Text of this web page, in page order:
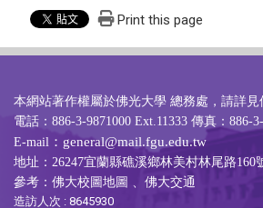
Print this page
本網站著作權屬於佛光大學 總務處，請詳見
電話：886-3-9871000 Ext.11333 傳真：886-
E-mail ：general@mail.fgu.edu.tw
地址：26247宜蘭縣礁溪鄉林美村林尾路160
參考： 佛大校圖地圖
佛大交通
造訪人次 : 8645930